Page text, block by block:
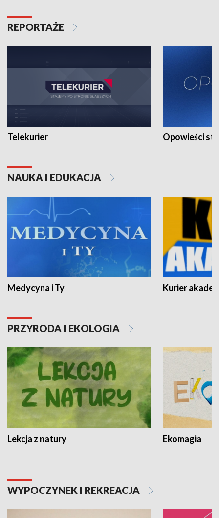
REPORTAŻE
Telekurier Opowieści
NAUKA I EDUKACJA
Medycyna i Ty Kurier
PRZYRODA I EKOLOGIA
Lekcja z natury Ekomagia
WYPOCZYNEK I REKREACJA